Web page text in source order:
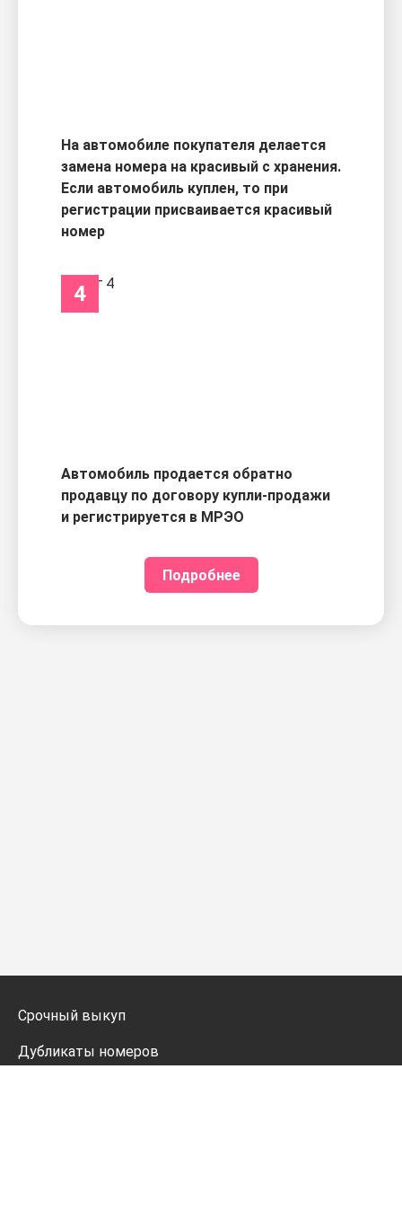
На автомобиле покупателя делается
замена номера на красивый с хранения.
Если автомобиль куплен, то при
регистрации присваивается красивый
номер
4
Автомобиль продается обратно
продавцу по договору купли-продажи
и регистрируется в МРЭО
Подробнее
Срочный выкуп
Дубликаты номеров